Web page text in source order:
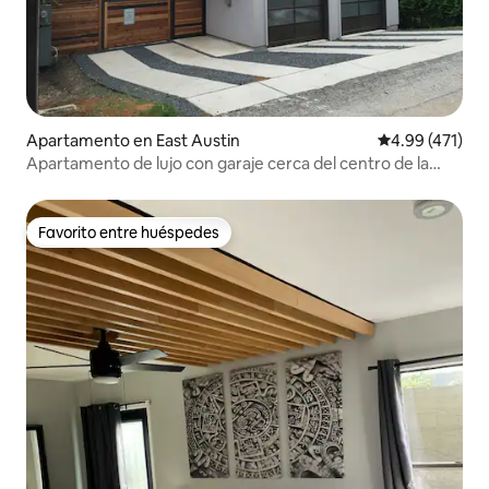
Apartamento en East Austin Calificación
4.99 (471)
Apartamento de lujo con garaje cerca del centro de la
Favorito entre huéspedes
Favorito entre huéspedes